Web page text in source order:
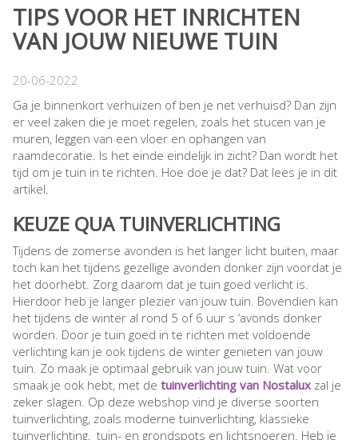
TIPS VOOR HET INRICHTEN
VAN JOUW NIEUWE TUIN
20-06-2022
Ga je binnenkort verhuizen of ben je net verhuisd? Dan zijn
er veel zaken die je moet regelen, zoals het stucen van je
muren, leggen van een vloer en ophangen van
raamdecoratie. Is het einde eindelijk in zicht? Dan wordt het
tijd om je tuin in te richten. Hoe doe je dat? Dat lees je in dit
artikel.
KEUZE QUA TUINVERLICHTING
Tijdens de zomerse avonden is het langer licht buiten, maar
toch kan het tijdens gezellige avonden donker zijn voordat je
het doorhebt. Zorg daarom dat je tuin goed verlicht is.
Hierdoor heb je langer plezier van jouw tuin. Bovendien kan
het tijdens de winter al rond 5 of 6 uur s ‘avonds donker
worden. Door je tuin goed in te richten met voldoende
verlichting kan je ook tijdens de winter genieten van jouw
tuin. Zo maak je optimaal gebruik van jouw tuin. Wat voor
smaak je ook hebt, met de tuinverlichting van Nostaluxzal je
zeker slagen. Op deze webshop vind je diverse soorten
tuinverlichting, zoals moderne tuinverlichting, klassieke
tuinverlichting, tuin- en grondspots en lichtsnoeren. Heb je